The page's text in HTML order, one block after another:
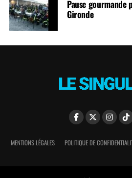
Pause gourmande
Gironde
MENTIONS LÉGALES POLITIQUE DE